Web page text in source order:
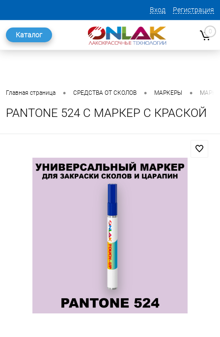
Вход Регистрация
Каталог 0
Главная страница • СРЕДСТВА ОТ СКОЛОВ • МАРКЕРЫ •
PANTONE 524 C МАРКЕР С КРАСКОЙ